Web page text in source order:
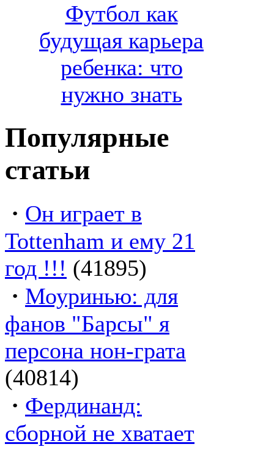
Футбол как
будущая карьера
ребенка: что
нужно знать
Популярные
статьи
· Он играет в
Tottenham и ему 21
год !!! (41895)
· Моуринью: для
фанов "Барсы" я
персона нон-грата
(40814)
· Фердинанд:
сборной не хватает